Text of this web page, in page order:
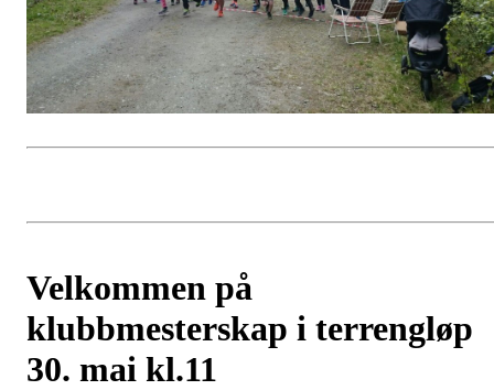
Velkommen på
klubbmesterskap i terrengløp
30. mai kl.11